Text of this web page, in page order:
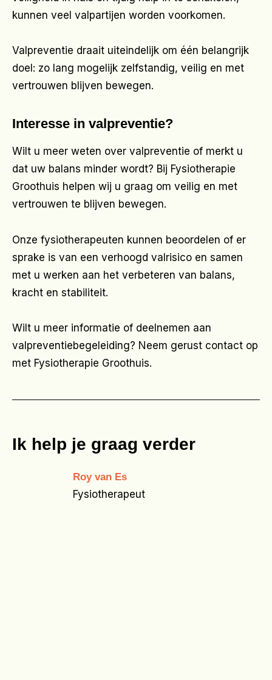
kunnen veel valpartijen worden voorkomen.
Valpreventie draait uiteindelijk om één belangrijk
doel: zo lang mogelijk zelfstandig, veilig en met
vertrouwen blijven bewegen.
Interesse in valpreventie?
Wilt u meer weten over valpreventie of merkt u
dat uw balans minder wordt? Bij Fysiotherapie
Groothuis helpen wij u graag om veilig en met
vertrouwen te blijven bewegen.
Onze fysiotherapeuten kunnen beoordelen of er
sprake is van een verhoogd valrisico en samen
met u werken aan het verbeteren van balans,
kracht en stabiliteit.
Wilt u meer informatie of deelnemen aan
valpreventiebegeleiding? Neem gerust contact op
met Fysiotherapie Groothuis.
Ik help je graag verder
Roy van Es
Fysiotherapeut